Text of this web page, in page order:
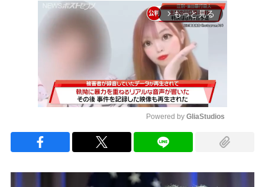
arrow_forward_ios もっと見る
Powered by GliaStudios